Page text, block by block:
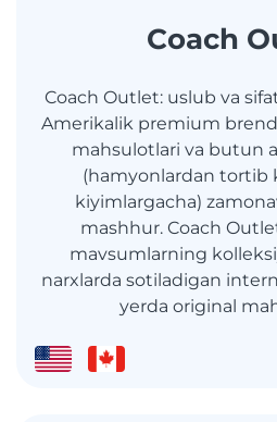
Coach
Coach Outlet: uslub va
Amerikalik premium
mahsulotlari va butun
(hamyonlardan tortib
kiyimlargacha)
mashhur. Coach
mavsumlarning
narxlarda sotiladigan
yerda original